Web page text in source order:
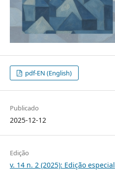
pdf-EN (English)
Publicado
2025-12-12
Edição
v. 14 n. 2 (2025): Edição especial